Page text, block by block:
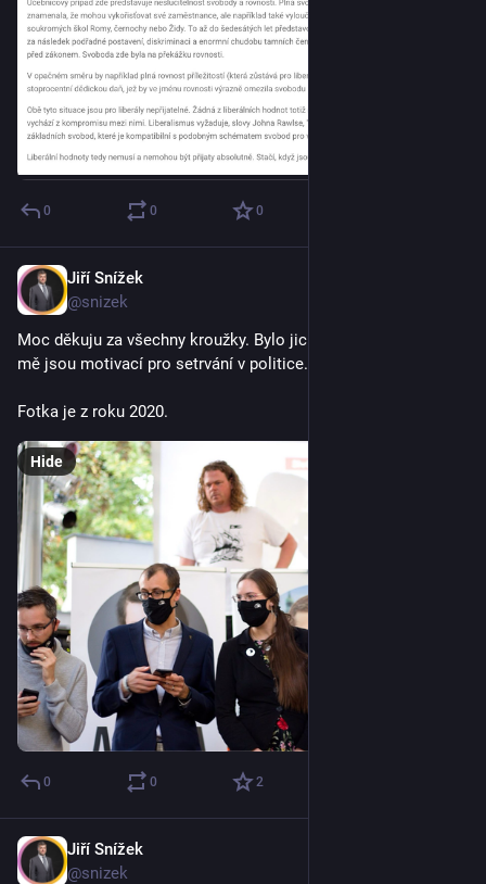
0 0 0
Jiří Snížek
@snizek
Moc děkuju za všechny kroužky. Bylo jich 1 805. Opravdu pro
mě jsou motivací pro setrvání v politice. Děkuji.
Fotka je z roku 2020.
Hide
0 0 2
Jiří Snížek
@snizek